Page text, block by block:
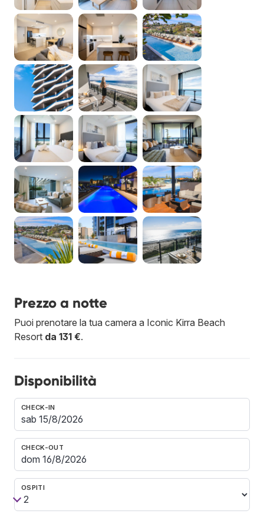
Prezzo a notte
Puoi prenotare la tua camera a Iconic Kirra Beach
Resort da 131 €.
Disponibilità
CHECK-IN
CHECK-OUT
OSPITI